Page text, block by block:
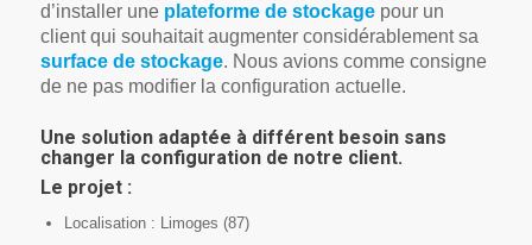
d’installer une plateforme de stockagepour un
client qui souhaitait augmenter considérablement sa
surface de stockage. Nous avions comme consigne
de ne pas modifier la configuration actuelle.
Une solution adaptée à différent besoin sans
changer la configuration de notre client.
Le projet :
Localisation : Limoges (87)